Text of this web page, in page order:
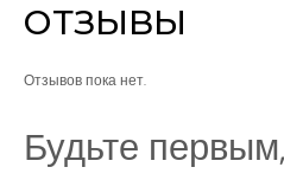
ОТЗЫВЫ
Отзывов пока нет.
Будьте